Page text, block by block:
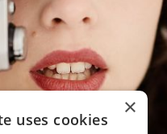
×
uses cookies